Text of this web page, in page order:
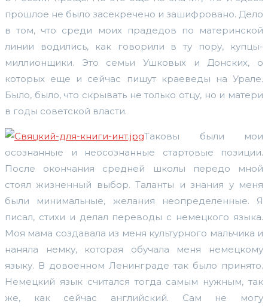
прошлое не было засекречено и зашифровано. Дело
в том, что среди моих прадедов по материнской
линии водились, как говорили в ту пору, купцы-
миллионщики. Это семьи Ушковых и Донских, о
которых еще и сейчас пишут краеведы на Урале.
Было, было, что скрывать не только отцу, но и матери
в годы советской власти.
Таковы были мои
осознанные и неосознанные стартовые позиции.
После окончания средней школы передо мной
стоял жизненный выбор. Таланты и знания у меня
были минимальные, желания неопределенные. Я
писал, стихи и делал переводы с немецкого языка.
Моя мама создавала из меня культурного мальчика и
наняла немку, которая обучала меня немецкому
языку. В довоенном Ленинграде так было принято.
Немецкий язык считался тогда самым нужным, так
же, как сейчас английский. Сам не могу